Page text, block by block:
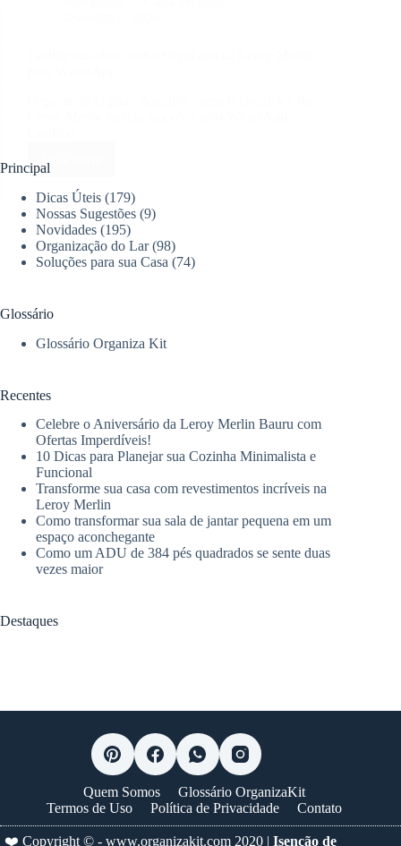
Leia mais
obra
com
o
OrçaFácil
da
WhatsApp
Principal
Dicas Úteis (179)
Nossas Sugestões (9)
Novidades (195)
Organização do Lar(98)
Soluções para sua Casa (74)
Glossário
Glossário Organiza Kit
Recentes
Celebre o Aniversário da Leroy Merlin Bauru com
Ofertas Imperdíveis!
10 Dicas para Planejar sua Cozinha Minimalista e
Funcional
Transforme sua casa com revestimentos incríveis na
Leroy Merlin
Como transformar sua sala de jantar pequena em um
espaço aconchegante
Como um ADU de 384 pés quadrados se sente duas
vezes maior
Destaques
Quem Somos
Glossário OrganizaKit
Termos de Uso
Política de Privacidade Contato
❤️ Copyright © - www.organizakit.com 2020 | Isenção de